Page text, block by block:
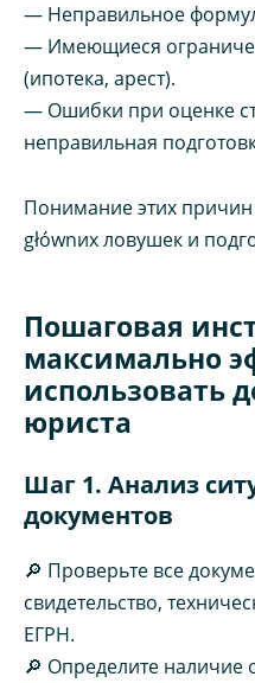
— Неправильное
— Имеющиеся
(ипотека, арест).
— Ошибки при оценке
неправильная
Понимание этих
głównих ловушек и
Пошаговая
максимально
использовать
юриста
Шаг 1. Анализ
документов
🔎 Проверьте все
свидетельство,
ЕГРН.
🔎 Определите наличие